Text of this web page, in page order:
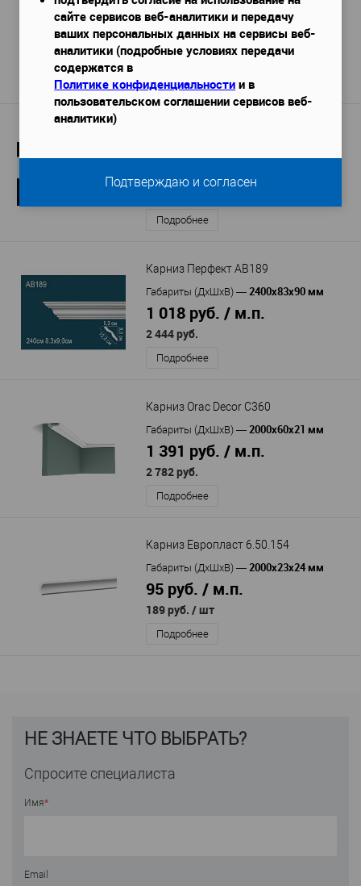
Габариты (ДхШхВ)—2400х118х102 мм
1 830 руб. / м.п.
4 391 руб.
Подробнее
612 руб. / м.п.
Подробнее
Карниз Перфект AB189
Габариты (ДхШхВ) — 2400х83х90 мм
1 018 руб. / м.п.
2 444 руб.
Подробнее
Карниз Orac Decor C360
Габариты (ДхШхВ) — 2000х60х21 мм
1 391 руб. / м.п.
2 782 руб.
Подробнее
Карниз Европласт 6.50.154
Габариты (ДхШхВ) — 2000х23х24 мм
95 руб. / м.п.
189 руб. / шт
Подробнее
НЕ ЗНАЕТЕ ЧТО ВЫБРАТЬ?
Спросите специалиста
Имя*
Email
сайте сервисов веб-аналитики и передачу
ваших персональных данных на сервисы веб-
аналитики (подробные условиях передачи
содержатся в
Политике конфиденциальности и в
пользовательском соглашении сервисов веб-
аналитики)
Подтверждаю и согласен